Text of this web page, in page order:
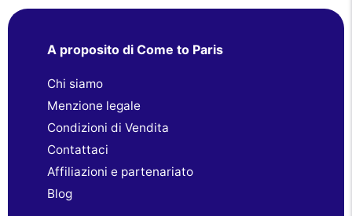
A proposito di Come to Paris
Chi siamo
Menzione legale
Condizioni di Vendita
Contattaci
Affiliazioni e partenariato
Blog